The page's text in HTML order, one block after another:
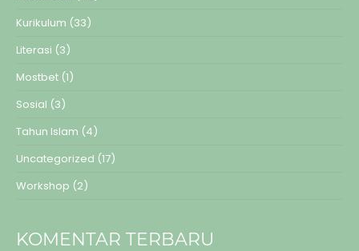
Kurikulum (33)
Literasi (3)
Mostbet (1)
Sosial (3)
Tahun Islam (4)
Uncategorized (17)
Workshop (2)
KOMENTAR TERBARU